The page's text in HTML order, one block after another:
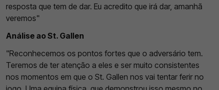
resposta que tem de dar. Eu acredito que irá dar, amanhã
veremos"
Análise ao St. Gallen
"Reconhecemos os pontos fortes que o adversário tem.
Teremos de ter atenção a eles e ser muito consistentes
nos momentos em que o St. Gallen nos vai tentar ferir no